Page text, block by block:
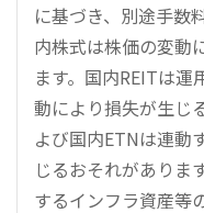
に基づき、別途手数
内株式は株価の変動
ます。国内REITは
動により損失が生じ
よび国内ETNは連動
じるおそれがありま
するインフラ資産等